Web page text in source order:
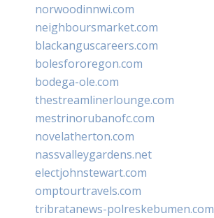
norwoodinnwi.com
neighboursmarket.com
blackanguscareers.com
bolesfororegon.com
bodega-ole.com
thestreamlinerlounge.com
mestrinorubanofc.com
novelatherton.com
nassvalleygardens.net
electjohnstewart.com
omptourtravels.com
tribratanews-polreskebumen.com